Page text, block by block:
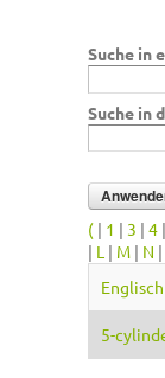
Suche in
Suche in
( | 1 | 3 | 4 |
| L | M | N |
Englisch
5-